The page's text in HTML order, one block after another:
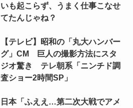
いも起こらず、うまく仕事こなせ
てたんじゃね？
【テレビ】昭和の「丸大ハンバー
グ」CM 巨人の撮影方法にスタ
ジオ驚き テレ朝系「ニンチド調
査ショー2時間SP」
日本「ふええ…第二次大戦でアメ